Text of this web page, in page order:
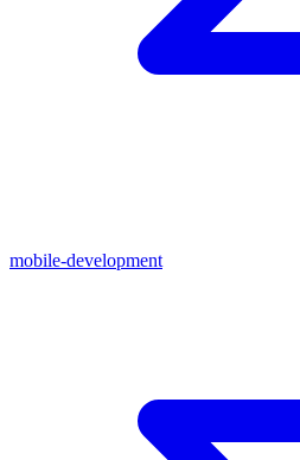
mobile-development